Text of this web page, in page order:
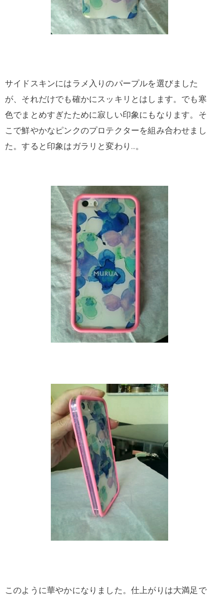
サイドスキンにはラメ入りのパープルを選びました
が、それだけでも確かにスッキリとはします。でも寒
色でまとめすぎたために寂しい印象にもなります。そ
こで鮮やかなピンクのプロテクターを組み合わせまし
た。すると印象はガラリと変わり…。
このように華やかになりました。仕上がりは大満足で